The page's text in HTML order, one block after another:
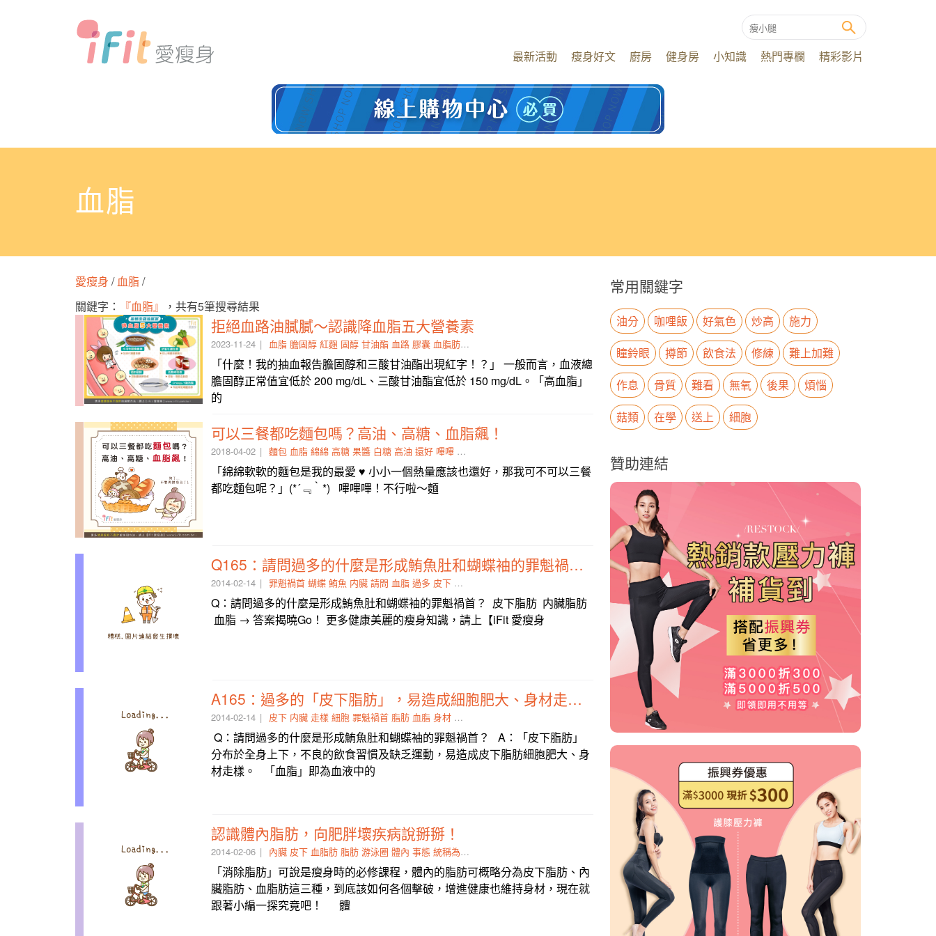
最新活動 瘦身好文 廚房 健身房 小知識 熱門專欄 精彩影片
血脂
愛瘦身 /血脂 /
關鍵字：
『血脂』 ，共有5筆搜尋結果
拒絕血路油膩膩～認識降血脂五大營養素
2023-11-24 血脂 膽固醇 紅麴 固醇 甘油酯 血路 膠囊 血脂肪 高血脂
「什麼！我的抽血報告膽固醇和三酸甘油酯出現紅字！？」 一般而言，血液總
膽固醇正常值宜低於 200 mg/dL、三酸甘油酯宜低於 150 mg/dL。「高血脂」
的
可以三餐都吃麵包嗎？高油、高糖、血脂飆！
2018-04-02 麵包 血脂 綿綿 高糖 果醬 白糖 高油 還好 嗶嗶 原味
「綿綿軟軟的麵包是我的最愛 ♥ 小小一個熱量應該也還好，那我可不可以三餐
都吃麵包呢？」(*´﹃｀*) 嗶嗶嗶！不行啦～麵
Q165：請問過多的什麼是形成鮪魚肚和蝴蝶袖的罪魁禍首？
2014-02-14 罪魁禍首 蝴蝶 鮪魚 内臟 請問 血脂 過多 皮下 脂肪
Q：請問過多的什麼是形成鮪魚肚和蝴蝶袖的罪魁禍首？ 皮下脂肪 内臟脂肪
血脂 → 答案揭曉Go！ 更多健康美麗的瘦身知識，請上【iFit 愛瘦身
A165：過多的「皮下脂肪」，易造成細胞肥大、身材走樣。
2014-02-14 皮下 内臟 走樣 細胞 罪魁禍首 脂肪 血脂 身材 過多
​​ Q：請問過多的什麼是形成鮪魚肚和蝴蝶袖的罪魁禍首？ A：「皮下脂肪」
分布於全身上下，不良的飲食習慣及缺乏運動，易造成皮下脂肪細胞肥大、身
材走樣。 「血脂」即為血液中的
認識體內脂肪，向肥胖壞疾病說掰掰！
2014-02-06 內臟 皮下 血脂肪 脂肪 游泳圈 體內 事態 統稱為 危險群
「消除脂肪」可說是瘦身時的必修課程，體內的脂肪可概略分為皮下脂肪、內
臟脂肪、血脂肪這三種，到底該如何各個擊破，增進健康也維持身材，現在就
跟著小編一探究竟吧！ 體
常用關鍵字
油分 咖哩飯 好氣色 炒高
施力
瞳鈴眼
撙節 飲食法 修練
難上加難
作息
骨質 難看 無氧 後果
煩惱
菇類
在學 送上 細胞
贊助連結